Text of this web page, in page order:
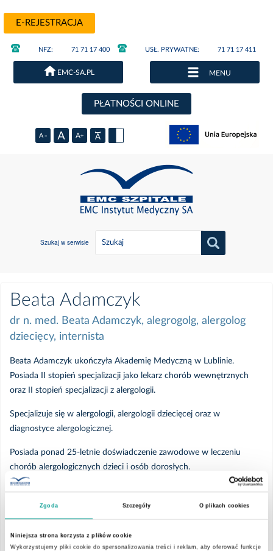
Zgoda Szczegóły O plikach cookies
Niniejsza strona korzysta z plików cookie
Wykorzystujemy pliki cookie do spersonalizowania treści i reklam, aby oferować funkcje
E-REJESTRACJA
NFZ: 71 71 17 400 USŁ. PRYWATNE: 71 71 17 411
EMC-SA.PL MENU
PŁATNOŚCI ONLINE
Szukaj w serwisie
Beata Adamczyk
dr n. med. Beata Adamczyk, alegrogolg, alergolog
dziecięcy, internista
Beata Adamczyk ukończyła Akademię Medyczną w Lublinie.
Posiada II stopień specjalizacji jako lekarz chorób wewnętrznych
oraz II stopień specjalizacji z alergologii.
Specjalizuje się w alergologii, alergologii dziecięcej oraz w
diagnostyce alergologicznej.
Posiada ponad 25-letnie doświadczenie zawodowe w leczeniu
chorób alergologicznych dzieci i osób dorosłych.
immunoterapii oraz pulmonologii.
Szpitalu św. Anny w Piasecznie.